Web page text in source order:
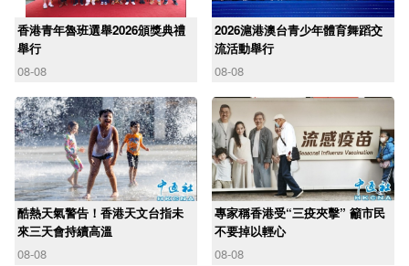
香港青年魯班選舉2026頒獎典禮
舉行
08-08
2026滬港澳台青少年體育舞蹈交
流活動舉行
08-08
酷熱天氣警告！香港天文台指未
來三天會持續高溫
08-08
專家稱香港受“三疫夾擊” 籲市民
不要掉以輕心
08-08